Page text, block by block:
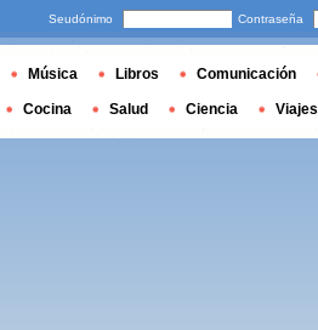
Seudónimo Contraseña
Música Libros Comunicación
Cocina Salud Ciencia Viajes